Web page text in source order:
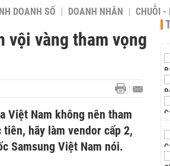
DOANH SỐ DOANH NHÂN CHUỖI -
vội vàng tham vọng
Việt Nam không nên tham
hãy làm vendor cấp 2,
Samsung Việt Nam nói.